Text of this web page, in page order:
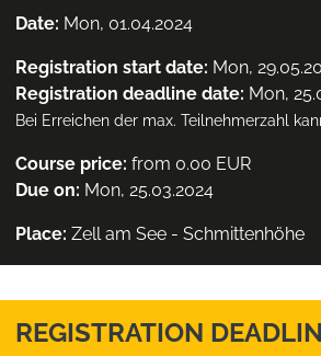
Date: Mon, 01.04.2024
Registration start date: Mon,
Registration deadline date: Mon,
Bei Erreichen der max. Teilnehmerzahl
Course price: from 0.00 EUR
Due on: Mon, 25.03.2024
Place: Zell am See - Schmittenhöhe
REGISTRATION